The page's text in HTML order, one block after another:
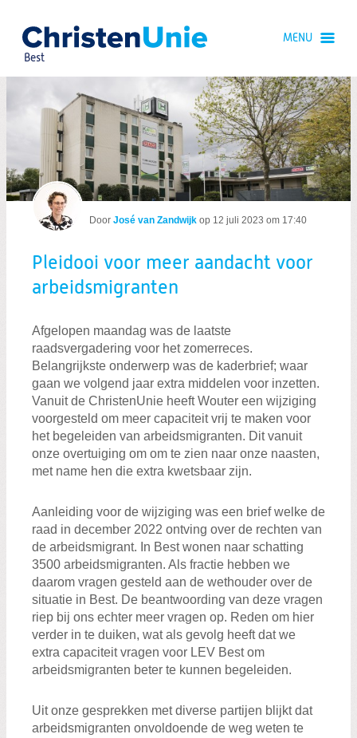
Spring
naar
inhoud
hoofdmenu
Best
MENU
Zoeken:
Pleidooi voor meer aandacht voor
Door José van Zandwijk op 12 juli 2023 om 17:40
Pleidooi voor meer aandacht voor
arbeidsmigranten
Afgelopen maandag was de laatste
raadsvergadering voor het zomerreces.
Belangrijkste onderwerp was de kaderbrief; waar
gaan we volgend jaar extra middelen voor inzetten.
Vanuit de ChristenUnie heeft Wouter een wijziging
voorgesteld om meer capaciteit vrij te maken voor
het begeleiden van arbeidsmigranten. Dit vanuit
onze overtuiging om om te zien naar onze naasten,
met name hen die extra kwetsbaar zijn.
Aanleiding voor de wijziging was een brief welke de
raad in december 2022 ontving over de rechten van
de arbeidsmigrant. In Best wonen naar schatting
3500 arbeidsmigranten. Als fractie hebben we
daarom vragen gesteld aan de wethouder over de
situatie in Best. De beantwoording van deze vragen
riep bij ons echter meer vragen op. Reden om hier
verder in te duiken, wat als gevolg heeft dat we
extra capaciteit vragen voor LEV Best om
arbeidsmigranten beter te kunnen begeleiden.
Uit onze gesprekken met diverse partijen blijkt dat
arbeidsmigranten onvoldoende de weg weten te